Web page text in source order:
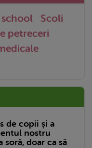
Scoli
petreceri
de copii și a
nostru
doar ca să